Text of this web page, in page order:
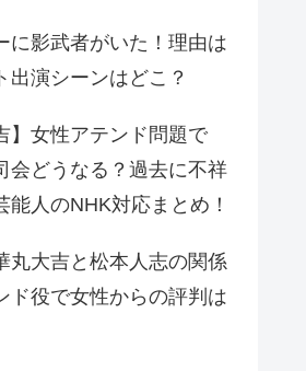
に影武者がいた！理由は
出演シーンはどこ？
】女性アテンド問題で
会どうなる？過去に不祥
能人のNHK対応まとめ！
丸大吉と松本人志の関係
ド役で女性からの評判は